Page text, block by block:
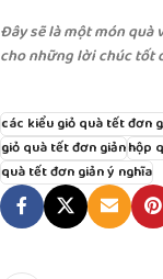
Đây sẽ là một món quà
cho những lời chúc tốt
các kiểu giỏ quà tết đơn
giỏ quà tết đơn giảnhộp
quà tết đơn giản ý nghĩa